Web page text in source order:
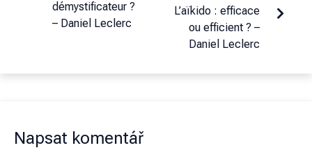
démystificateur ?
– Daniel Leclerc
L’aïkido : efficace
ou efficient ? –
Daniel Leclerc
Napsat komentář